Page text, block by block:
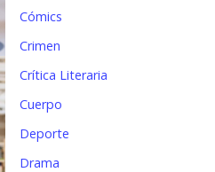
Cómics
Crimen
Crítica Literaria
Cuerpo
Deporte
Drama